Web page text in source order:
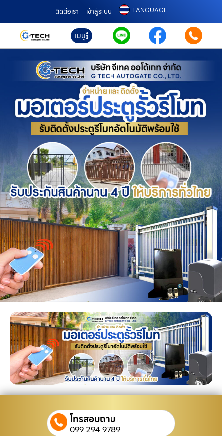
ติดต่อเรา เข้าสู่ระบบ LANGUAGE
เมนู
โทรสอบถาม
099 294 9789